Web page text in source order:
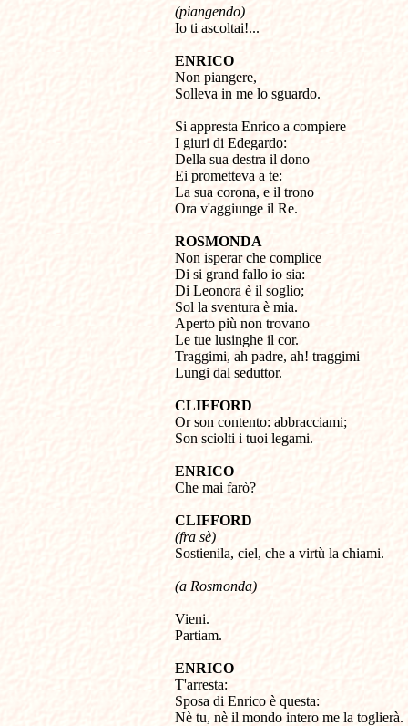
(piangendo)
Io ti ascoltai!...
ENRICO
Non piangere,
Solleva in me lo sguardo.
Si appresta Enrico a compiere
I giuri di Edegardo:
Della sua destra il dono
Ei prometteva a te:
La sua corona, e il trono
Ora v'aggiunge il Re.
ROSMONDA
Non isperar che complice
Di si grand fallo io sia:
Di Leonora è il soglio;
Sol la sventura è mia.
Aperto più non trovano
Le tue lusinghe il cor.
Traggimi, ah padre, ah! traggimi
Lungi dal seduttor.
CLIFFORD
Or son contento: abbracciami;
Son sciolti i tuoi legami.
ENRICO
Che mai farò?
CLIFFORD
(fra sè)
Sostienila, ciel, che a virtù la chiami.
(a Rosmonda)
Vieni.
Partiam.
ENRICO
T'arresta:
Sposa di Enrico è questa:
Nè tu, nè il mondo intero me la toglierà.